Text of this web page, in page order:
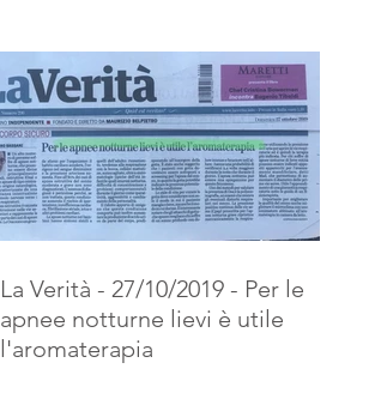
La Verità - 27/10/2019 - Per le
apnee notturne lievi è utile
l'aromaterapia